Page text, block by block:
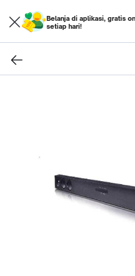
Belanja di aplikasi, gratis
setiap hari!